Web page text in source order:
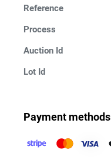
Reference
Process
Auction Id
Lot Id
Payment methods